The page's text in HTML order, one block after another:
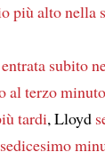
più altonella
subito
al terzo
tardi, Lloyd